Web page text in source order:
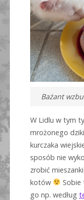
Bażant
W Lidlu w tym
mrożonego
kurczaka
sposób nie
zrobić
kotów
Sobie
go np. według